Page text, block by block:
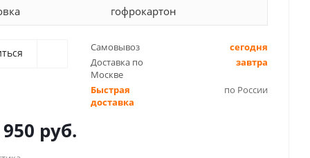
гофрокартон
Самовывоз
сегодня
Доставка по
Москве
завтра
Быстрая
доставка
по России
руб.